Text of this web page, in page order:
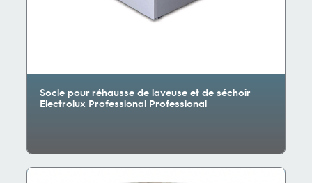
Socle pour réhausse de laveuse et de séchoir
Electrolux Professional Professional